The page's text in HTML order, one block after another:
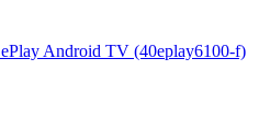
Android TV (40eplay6100-f)